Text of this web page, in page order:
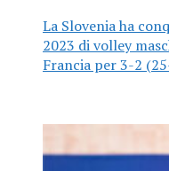
La Slovenia ha
2023 di volley
Francia per 3-2